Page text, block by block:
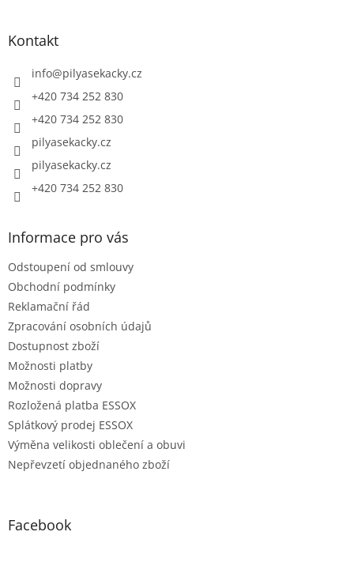
Kontakt
info@pilyasekacky.cz
+420 734 252 830
+420 734 252 830
pilyasekacky.cz
pilyasekacky.cz
+420 734 252 830
Informace pro vás
Odstoupení od smlouvy
Obchodní podmínky
Reklamační řád
Zpracování osobních údajů
Dostupnost zboží
Možnosti platby
Možnosti dopravy
Rozložená platba ESSOX
Splátkový prodej ESSOX
Výměna velikosti oblečení a obuvi
Nepřevzetí objednaného zboží
Facebook